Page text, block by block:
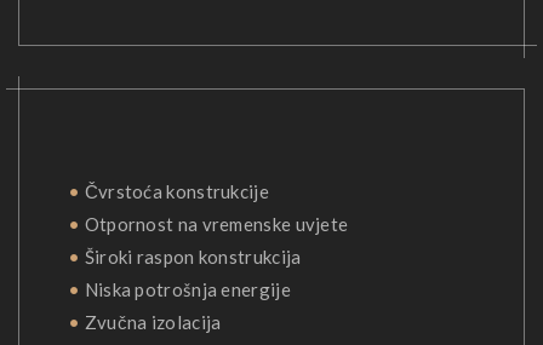
• Čvrstoća konstrukcije
• Otpornost na vremenske uvjete
• Široki raspon konstrukcija
• Niska potrošnja energije
• Zvučna izolacija